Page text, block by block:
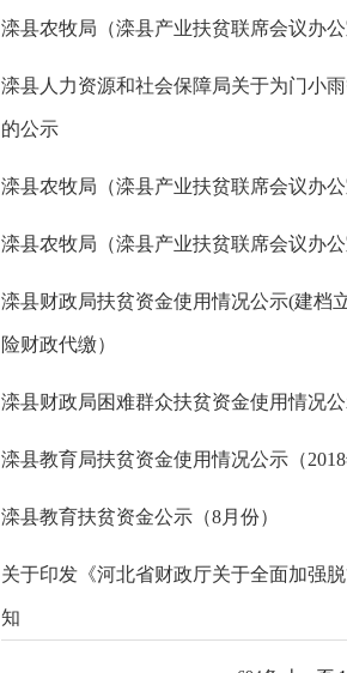
滦县农牧局（滦县产业扶贫联席会议办
滦县人力资源和社会保障局关于为门小
的公示
滦县农牧局（滦县产业扶贫联席会议办
滦县农牧局（滦县产业扶贫联席会议办
滦县财政局扶贫资金使用情况公示(建档
险财政代缴）
滦县财政局困难群众扶贫资金使用情况
滦县教育局扶贫资金使用情况公示（
滦县教育扶贫资金公示（8月份）
关于印发《河北省财政厅关于全面加强
知